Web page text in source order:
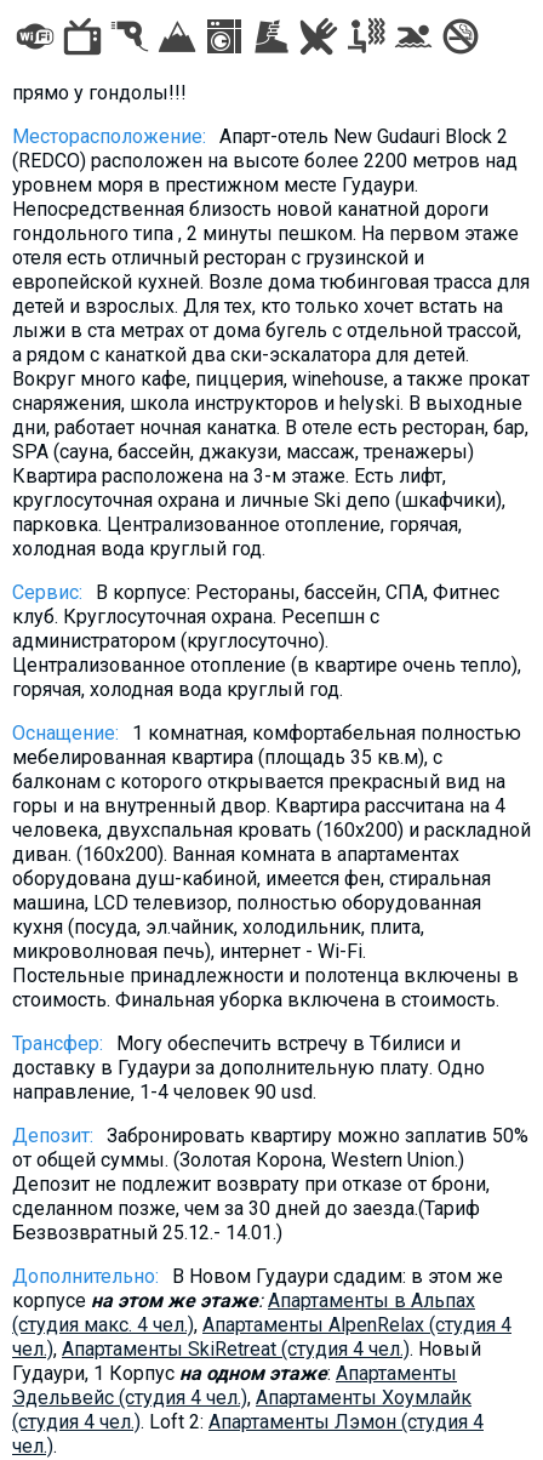
прямо у гондолы!!!
Месторасположение:
Апарт-отель New Gudauri Block 2
(REDCO) расположен на высоте более 2200 метров над
уровнем моря в престижном месте Гудаури.
Непосредственная близость новой канатной дороги
гондольного типа , 2 минуты пешком. На первом этаже
отеля есть отличный ресторан с грузинской и
европейской кухней. Возле дома тюбинговая трасса для
детей и взрослых. Для тех, кто только хочет встать на
лыжи в ста метрах от дома бугель с отдельной трассой,
а рядом с канаткой два ски-эскалатора для детей.
Вокруг много кафе, пиццерия, winehouse, а также прокат
снаряжения, школа инструкторов и helyski. В выходные
дни, работает ночная канатка. В отеле есть ресторан, бар,
SPA (сауна, бассейн, джакузи, массаж, тренажеры)
Квартира расположена на 3-м этаже. Есть лифт,
круглосуточная охрана и личные Ski депо (шкафчики),
парковка. Централизованное отопление, горячая,
холодная вода круглый год.
Сервис:
В корпусе: Рестораны, бассейн, СПА, Фитнес
клуб. Круглосуточная охрана. Ресепшн с
администратором (круглосуточно).
Централизованное отопление (в квартире очень тепло),
горячая, холодная вода круглый год.
Оснащение:
1 комнатная, комфортабельная полностью
мебeлированная квартира (площадь 35 кв.м), с
балконам с которого открывается прекрасный вид на
горы и на внутренный двор. Квартира рассчитана на 4
человека, двухспальная кровать (160х200) и раскладной
диван. (160х200). Ванная комната в апартаментах
оборудована душ-кабиной, имеется фен, стиральная
машина, LCD телевизор, полностью оборудованная
кухня (посуда, эл.чайник, холодильник, плита,
микроволновая печь), интернет - Wi-Fi.
Постельные принадлежности и полотенца включены в
стоимость. Финальная уборка включена в стоимость.
Трансфер:
Могу обеспечить встречу в Тбилиси и
доставку в Гудаури за дополнительную плату. Oдно
направление, 1-4 человек 90 usd.
Депозит:
Забронировать квартиру можно заплатив 50%
от общей суммы. (Золотая Корона, Western Union.)
Депозит не подлежит возврату при отказе от брони,
сделанном позже, чем за 30 дней до заезда.(Тариф
Безвозвратный 25.12.- 14.01.)
Дополнительно:
В Новом Гудаури сдадим: в этом же
корпусе на этом же этаже: Aпартаменты в Альпах
(студия макс. 4 чел.), Aпартаменты AlpenRelax (студия 4
чел.), Апартаменты SkiRetreat (студия 4 чел.). Новый
Гудаури, 1 Корпус на одном этаже: Апартаменты
Эдельвейс (студия 4 чел.), Aпартаменты Хоумлайк
(студия 4 чел.). Loft 2: Aпартаменты Лэмон (студия 4
чел.).
Галерея